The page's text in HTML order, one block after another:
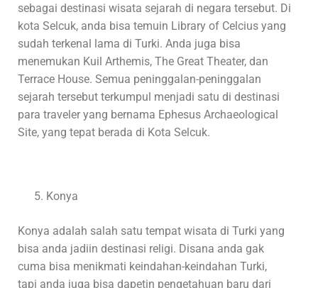
sebagai destinasi wisata sejarah di negara tersebut. Di
kota Selcuk, anda bisa temuin Library of Celcius yang
sudah terkenal lama di Turki. Anda juga bisa
menemukan Kuil Arthemis, The Great Theater, dan
Terrace House. Semua peninggalan-peninggalan
sejarah tersebut terkumpul menjadi satu di destinasi
para traveler yang bernama Ephesus Archaeological
Site, yang tepat berada di Kota Selcuk.
Konya
Konya adalah salah satu tempat wisata di Turki yang
bisa anda jadiin destinasi religi. Disana anda gak
cuma bisa menikmati keindahan-keindahan Turki,
tapi anda juga bisa dapetin pengetahuan baru dari